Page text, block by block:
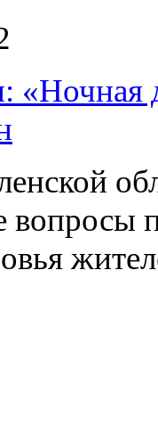
вопросы